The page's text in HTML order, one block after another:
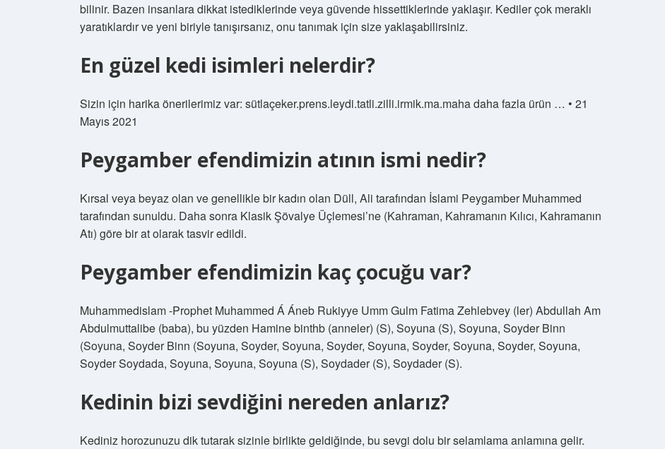
bilinir. Bazen insanlara dikkat istediklerinde veya güvende hissettiklerinde yaklaşır. Kediler çok meraklı
yaratıklardır ve yeni biriyle tanışırsanız, onu tanımak için size yaklaşabilirsiniz.
En güzel kedi isimleri nelerdir?
Sizin için harika önerilerimiz var: sütlaçeker.prens.leydi.tatli.zilli.irmik.ma.maha daha fazla ürün … • 21
Mayıs 2021
Peygamber efendimizin atının ismi nedir?
Kırsal veya beyaz olan ve genellikle bir kadın olan Düll, Ali tarafından İslami Peygamber Muhammed
tarafından sunuldu. Daha sonra Klasik Şövalye Üçlemesi’ne (Kahraman, Kahramanın Kılıcı, Kahramanın
Atı) göre bir at olarak tasvir edildi.
Peygamber efendimizin kaç çocuğu var?
Muhammedislam -Prophet Muhammed Á Áneb Rukiyye Umm Gulm Fatima Zehlebvey (ler) Abdullah Am
Abdulmuttalibe (baba), bu yüzden Hamine binthb (anneler) (S), Soyuna (S), Soyuna, Soyder Binn
(Soyuna, Soyder Binn (Soyuna, Soyder, Soyuna, Soyder, Soyuna, Soyder, Soyuna, Soyder, Soyuna,
Soyder Soydada, Soyuna, Soyuna, Soyuna (S), Soydader (S), Soydader (S).
Kedinin bizi sevdiğini nereden anlarız?
Kediniz horozunuzu dik tutarak sizinle birlikte geldiğinde, bu sevgi dolu bir selamlama anlamına gelir.